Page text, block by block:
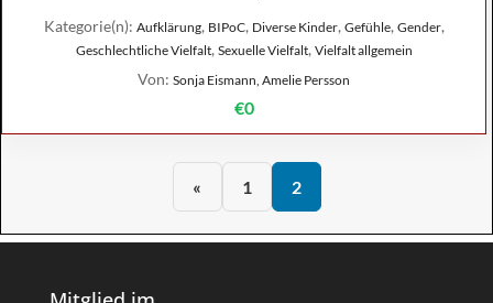
Kategorie(n): Aufklärung, BIPoC, Diverse Kinder, Gefühle, Gender,
Geschlechtliche Vielfalt, Sexuelle Vielfalt, Vielfalt allgemein
Von: Sonja Eismann, Amelie Persson
€0
« 1 2